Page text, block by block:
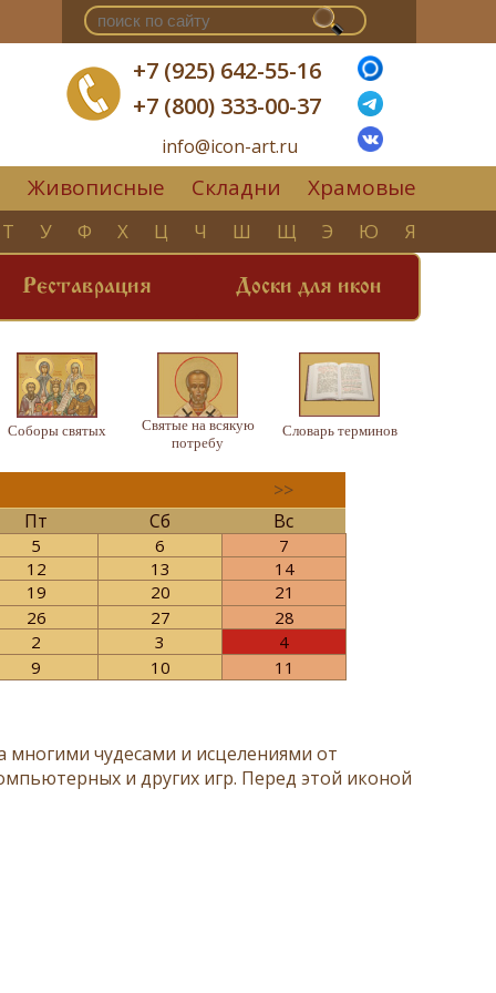
+7 (925) 642-55-16
+7 (800) 333-00-37
info@icon-art.ru
Живописные Складни Храмовые
Т У Ф Х Ц Ч Ш Щ Э Ю Я
Реставрация Доски для икон
Соборы святых
Святые на всякую
потребу
Словарь терминов
>>
Пт Сб Вс
5 6
7
12 13
14
19 20
21
26 27
28
2 3
4
9 10 11
чудесами и исцелениями от
и других игр. Перед этой иконой